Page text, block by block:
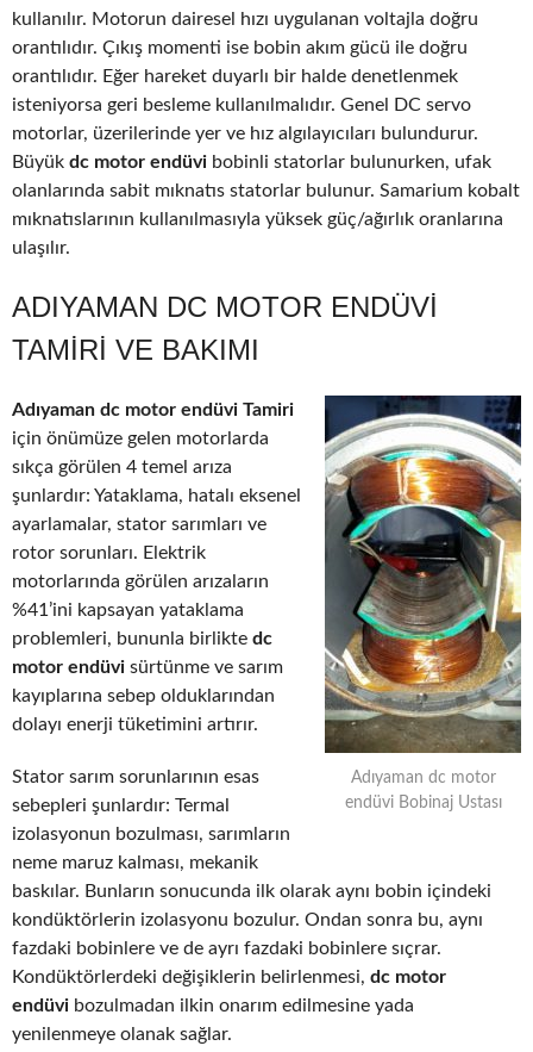
kullanılır. Motorun dairesel hızı uygulanan voltajla doğru
orantılıdır. Çıkış momenti ise bobin akım gücü ile doğru
orantılıdır. Eğer hareket duyarlı bir halde denetlenmek
isteniyorsa geri besleme kullanılmalıdır. Genel DC servo
motorlar, üzerilerinde yer ve hız algılayıcıları bulundurur.
Büyük dc motor endüvi bobinli statorlar bulunurken, ufak
olanlarında sabit mıknatıs statorlar bulunur. Samarium kobalt
mıknatıslarının kullanılmasıyla yüksek güç/ağırlık oranlarına
ulaşılır.
ADIYAMAN DC MOTOR ENDÜVI
TAMIRI VE BAKIMI
Adıyaman dc motor
endüvi Bobinaj Ustası
Adıyaman dc motor endüvi Tamiri
için önümüze gelen motorlarda
sıkça görülen 4 temel arıza
şunlardır: Yataklama, hatalı eksenel
ayarlamalar, stator sarımları ve
rotor sorunları. Elektrik
motorlarında görülen arızaların
%41’ini kapsayan yataklama
problemleri, bununla birlikte dc
motor endüvi sürtünme ve sarım
kayıplarına sebep olduklarından
dolayı enerji tüketimini artırır.
Stator sarım sorunlarının esas
sebepleri şunlardır: Termal
izolasyonun bozulması, sarımların
neme maruz kalması, mekanik
baskılar. Bunların sonucunda ilk olarak aynı bobin içindeki
kondüktörlerin izolasyonu bozulur. Ondan sonra bu, aynı
fazdaki bobinlere ve de ayrı fazdaki bobinlere sıçrar.
Kondüktörlerdeki değişiklerin belirlenmesi, dc motor
endüvi bozulmadan ilkin onarım edilmesine yada
yenilenmeye olanak sağlar.